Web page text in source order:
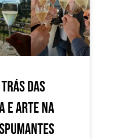
trás das
e arte na